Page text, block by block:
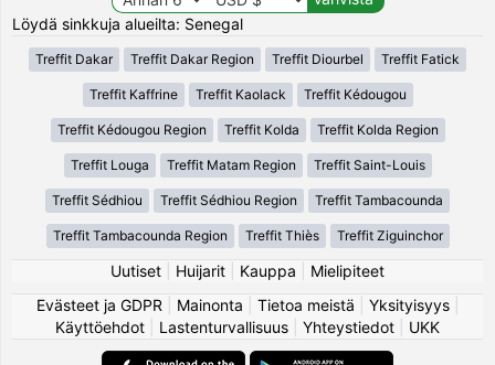
Löydä sinkkuja alueilta: Senegal
Treffit Dakar Treffit Dakar Region Treffit Diourbel Treffit Fatick
Treffit Kaffrine Treffit Kaolack Treffit Kédougou
Treffit Kédougou Region Treffit Kolda Treffit Kolda Region
Treffit Louga Treffit Matam Region Treffit Saint-Louis
Treffit Sédhiou Treffit Sédhiou Region Treffit Tambacounda
Treffit Tambacounda Region Treffit Thiès Treffit Ziguinchor
Uutiset Huijarit Kauppa
Mielipiteet
Evästeet ja GDPR
Mainonta Tietoa meistä Yksityisyys|
Käyttöehdot
Lastenturvallisuus Yhteystiedot UKK